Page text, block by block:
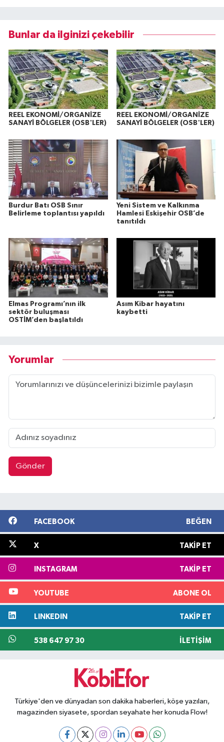
Bunlar da ilginizi çekebilir
REEL EKONOMİ/ORGANİZE
SANAYİ BÖLGELER (OSB'LER)
REEL EKONOMİ/ORGANİZE
SANAYİ BÖLGELER (OSB'LER)
Burdur Batı OSB Sınır
Belirleme toplantısı yapıldı
Yeni Sistem ve Kalkınma
Hamlesi Eskişehir OSB’de
tanıtıldı
Elmas Programı’nın ilk
sektör buluşması
OSTİM’den başlatıldı
Asım Kibar hayatını
kaybetti
Yorumlar
Gönder
FACEBOOK BEĞEN
X TAKIP ET
INSTAGRAM TAKIP ET
YOUTUBE ABONE OL
LINKEDIN TAKIP ET
538 647 97 30 İLETIŞIM
Türkiye'den ve dünyadan son dakika haberleri, köşe yazıları,
magazinden siyasete, spordan seyahate her konuda Flow!